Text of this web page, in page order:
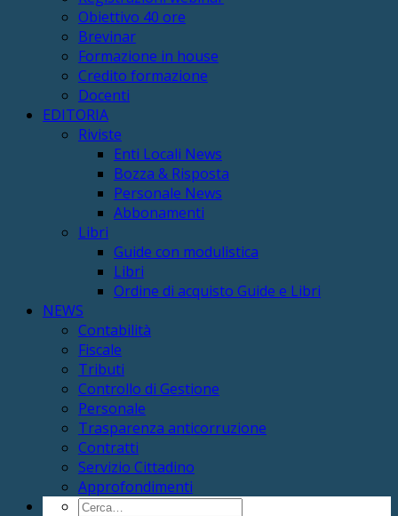
Obiettivo 40 ore
Brevinar
Formazione in house
Credito formazione
Docenti
EDITORIA
Riviste
Enti Locali News
Bozza & Risposta
Personale News
Abbonamenti
Libri
Guide con modulistica
Libri
Ordine di acquisto Guide e Libri
NEWS
Contabilità
Fiscale
Tributi
Controllo di Gestione
Personale
Trasparenza anticorruzione
Contratti
Servizio Cittadino
Approfondimenti
Cerca: